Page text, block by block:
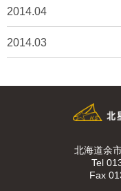
2014.04
2014.03
北海道余
Tel
Fax